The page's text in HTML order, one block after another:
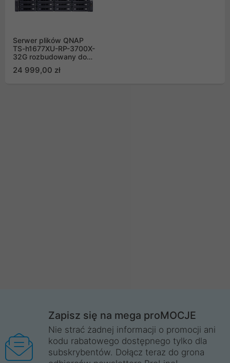
Serwer plików QNAP
TS-h1677XU-RP-3700X-
32G rozbudowany do
Ryzen 7 3700X 8-core
24 999,00 zł
Zapisz się na mega proMOCJE
Nie strać żadnej informacji o promocji ani
kodu rabatowego dostępnego tylko dla
subskrybentów. Dołącz teraz do grona